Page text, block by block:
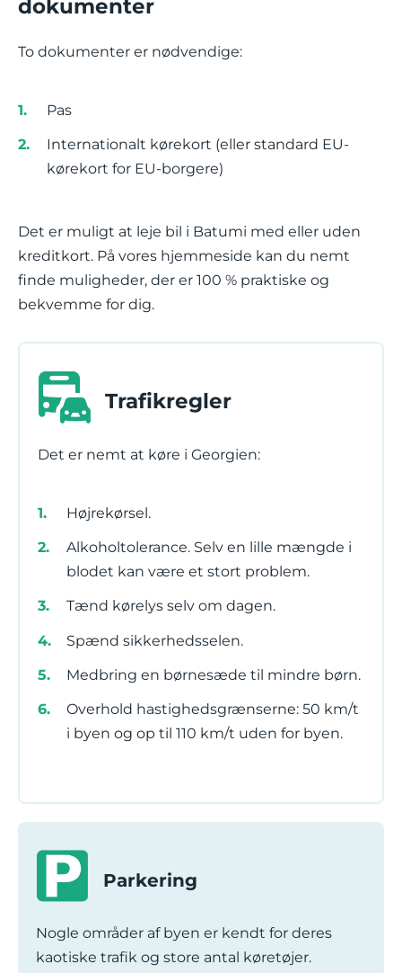
dokumenter
To dokumenter er nødvendige:
Pas
Internationalt kørekort (eller standard EU-
kørekort for EU-borgere)
Det er muligt at leje bil i Batumi med eller uden
kreditkort. På vores hjemmeside kan du nemt
finde muligheder, der er 100 % praktiske og
bekvemme for dig.
Trafikregler
Det er nemt at køre i Georgien:
Højrekørsel.
Alkoholtolerance. Selv en lille mængde i
blodet kan være et stort problem.
Tænd kørelys selv om dagen.
Spænd sikkerhedsselen.
Medbring en børnesæde til mindre børn.
Overhold hastighedsgrænserne: 50 km/t
i byen og op til 110 km/t uden for byen.
Parkering
Nogle områder af byen er kendt for deres
kaotiske trafik og store antal køretøjer.